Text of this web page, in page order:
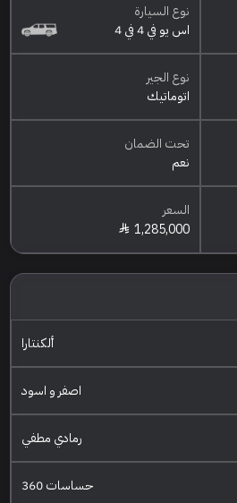
نوع السيارة
اس يو في 4 في 4
نوع الجير
اتوماتيك
تحت الضمان
نعم
السعر
1,285,000
ألكنتارا
اصفر و اسود
رمادي مطفي
حساسات 360